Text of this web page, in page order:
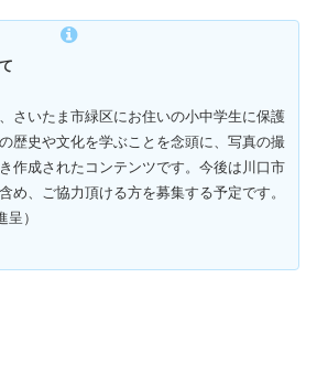
さいたま市緑区にお住いの小中学生に保護
歴史や文化を学ぶことを念頭に、写真の撮
作成されたコンテンツです。今後は川口市
め、ご協力頂ける方を募集する予定です。
）